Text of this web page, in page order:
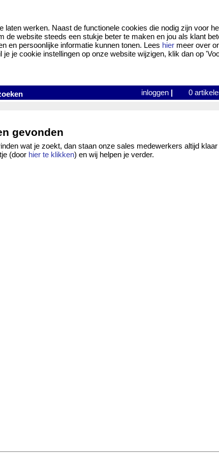
werken. Naast de functionele cookies die nodig zijn voor
website steeds een stukje beter te maken en jou als klant
en persoonlijke informatie kunnen tonen. Lees hier meer over
je cookie instellingen op onze website wijzigen, klik dan op
inloggen | 0
gevonden
wat je zoekt, dan staan onze sales medewerkers altijd
(door hier te klikken) en wij helpen je verder.